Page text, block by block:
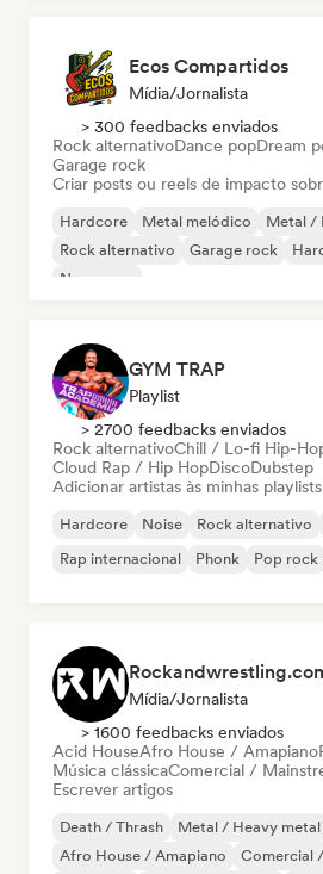
Ecos Compartidos
Mídia/Jornalista
> 300 feedbacks enviados
Rock alternativoDance popDream
Garage rock
Criar posts ou reels de impacto
Hardcore Metal melódico
Metal /
Rock alternativo
Garage rock
New wave
GYM TRAP
Playlist
> 2700 feedbacks enviados
Rock alternativoChill / Lo-fi Hip-
Cloud Rap / Hip HopDiscoDubstep
Adicionar artistas às minhas
Hardcore Noise Rock alternativo
Rap internacional
Phonk Pop rock
Mídia/Jornalista
> 1600 feedbacks enviados
Acid HouseAfro House / Amapiano
Música clássicaComercial /
Escrever artigos
Death / Thrash Metal / Heavy metal
Afro House / Amapiano
Comercial